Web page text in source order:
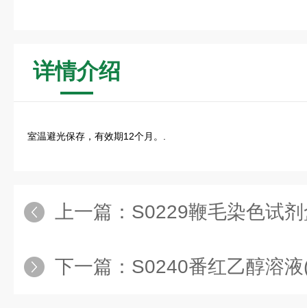
详情介绍
室温避光保存，有效期12个月。.
上一篇： S0229鞭毛染色试
下一篇： S0240番红乙醇溶